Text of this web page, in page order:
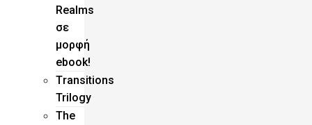
Realms
σε
μορφή
ebook!
Τransitions
Trilogy
The